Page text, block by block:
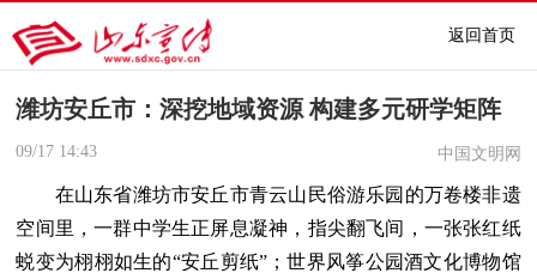
返回首页
潍坊安丘市：深挖地域资源 构建多元研学矩阵
09/17 14:43 中国文明网
在山东省潍坊市安丘市青云山民俗游乐园的万卷楼非遗
空间里，一群中学生正屏息凝神，指尖翻飞间，一张张红纸
蜕变为栩栩如生的“安丘剪纸”；世界风筝公园酒文化博物馆